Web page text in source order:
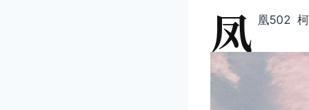
凤 凰502